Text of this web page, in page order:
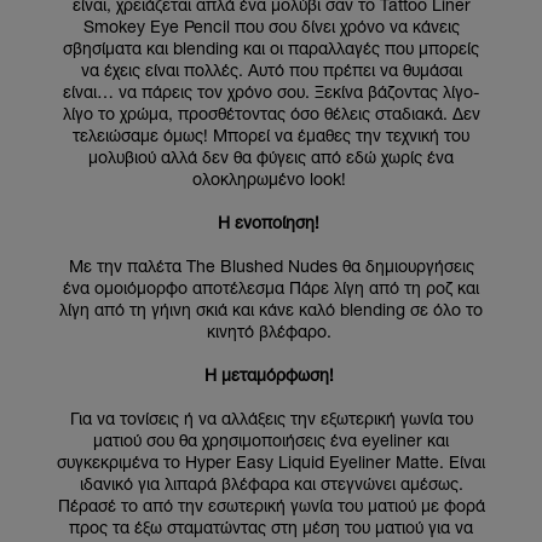
είναι, χρειάζεται απλά ένα μολύβι σαν το Tattoo Liner
Smokey Eye Pencil που σου δίνει χρόνο να κάνεις
σβησίματα και blending και οι παραλλαγές που μπορείς
να έχεις είναι πολλές. Αυτό που πρέπει να θυμάσαι
είναι… να πάρεις τον χρόνο σου. Ξεκίνα βάζοντας λίγο-
λίγο το χρώμα, προσθέτοντας όσο θέλεις σταδιακά. Δεν
τελειώσαμε όμως! Μπορεί να έμαθες την τεχνική του
μολυβιού αλλά δεν θα φύγεις από εδώ χωρίς ένα
ολοκληρωμένο look!
Η ενοποίηση!
Με την παλέτα The Blushed Nudes θα δημιουργήσεις
ένα ομοιόμορφο αποτέλεσμα Πάρε λίγη από τη ροζ και
λίγη από τη γήινη σκιά και κάνε καλό blending σε όλο το
κινητό βλέφαρο.
Η μεταμόρφωση!
Για να τονίσεις ή να αλλάξεις την εξωτερική γωνία του
ματιού σου θα χρησιμοποιήσεις ένα eyeliner και
συγκεκριμένα το Hyper Easy Liquid Eyeliner Matte. Είναι
ιδανικό για λιπαρά βλέφαρα και στεγνώνει αμέσως.
Πέρασέ το από την εσωτερική γωνία του ματιού με φορά
προς τα έξω σταματώντας στη μέση του ματιού για να